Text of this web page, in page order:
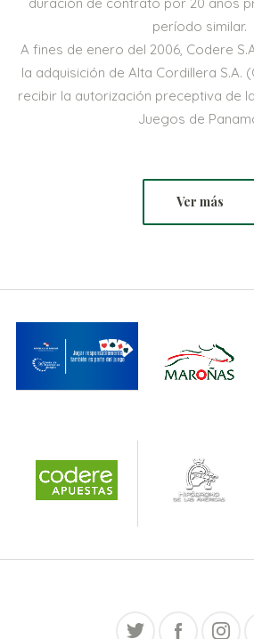
período similar.
A fines de enero del 2006, Codere
la adquisición de Alta Cordillera S.A.
recibir la autorización preceptiva de
Juegos de
Ver más